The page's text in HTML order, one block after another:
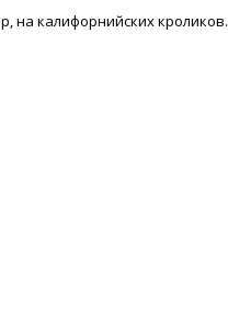
на калифорнийских кроликов.